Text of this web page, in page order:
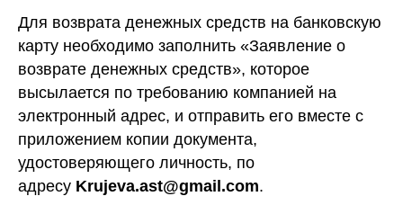
Для возврата денежных средств на банковскую
карту необходимо заполнить «Заявление о
возврате денежных средств», которое
высылается по требованию компанией на
электронный адрес, и отправить его вместе с
приложением копии документа,
удостоверяющего личность, по
адресу Krujeva.ast@gmail.com.